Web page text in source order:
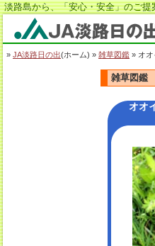
淡路島から、「安心・安全」のご
JA淡路日の出
» JA淡路日の出(ホーム) » 雑草図鑑 » オオ
雑草図鑑
オオ